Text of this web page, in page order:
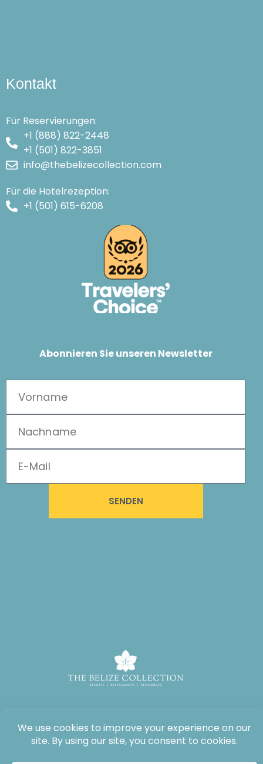
Kontakt
Für Reservierungen:
+1 (888) 822-2448
+1 (501) 822-3851
info@thebelizecollection.com
Für die Hotelrezeption:
+1 (501) 615-6208
Abonnieren Sie unseren Newsletter
SENDEN
Alle Rechte vorbehalten: The Lodge at Jaguar Reef, 2026®.